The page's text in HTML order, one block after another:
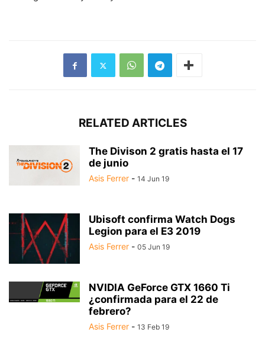
RELATED ARTICLES
The Divison 2 gratis hasta el 17
de junio
Asis Ferrer - 14 Jun 19
Ubisoft confirma Watch Dogs
Legion para el E3 2019
Asis Ferrer - 05 Jun 19
NVIDIA GeForce GTX 1660 Ti
¿confirmada para el 22 de
febrero?
Asis Ferrer - 13 Feb 19